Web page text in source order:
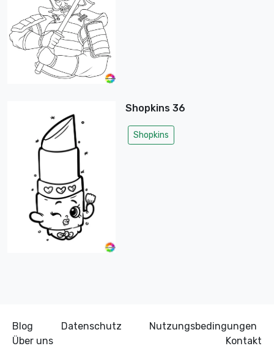
Shopkins 36
Shopkins
Blog Datenschutz
Nutzungsbedingungen
Über uns
Kontakt